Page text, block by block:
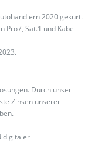
2020 gekürt.
Pro7, Sat.1 und Kabel
Durch unser
Zinsen unserer
digitaler